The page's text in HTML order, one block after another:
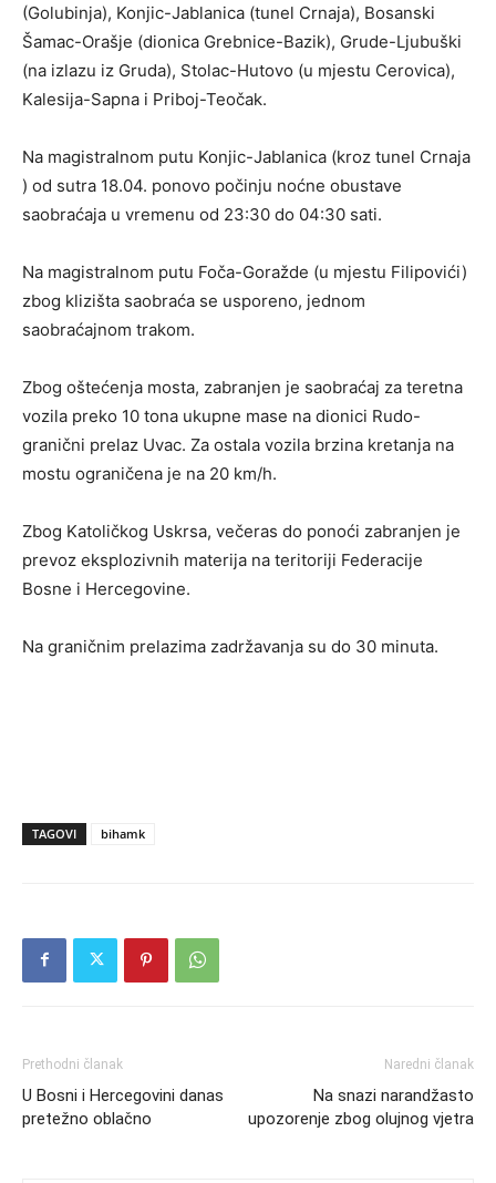
(Golubinja), Konjic-Jablanica (tunel Crnaja), Bosanski
Šamac-Orašje (dionica Grebnice-Bazik), Grude-Ljubuški
(na izlazu iz Gruda), Stolac-Hutovo (u mjestu Cerovica),
Kalesija-Sapna i Priboj-Teočak.
Na magistralnom putu Konjic-Jablanica (kroz tunel Crnaja
) od sutra 18.04. ponovo počinju noćne obustave
saobraćaja u vremenu od 23:30 do 04:30 sati.
Na magistralnom putu Foča-Goražde (u mjestu Filipovići)
zbog klizišta saobraća se usporeno, jednom
saobraćajnom trakom.
Zbog oštećenja mosta, zabranjen je saobraćaj za teretna
vozila preko 10 tona ukupne mase na dionici Rudo-
granični prelaz Uvac. Za ostala vozila brzina kretanja na
mostu ograničena je na 20 km/h.
Zbog Katoličkog Uskrsa, večeras do ponoći zabranjen je
prevoz eksplozivnih materija na teritoriji Federacije
Bosne i Hercegovine.
Na graničnim prelazima zadržavanja su do 30 minuta.
TAGOVI bihamk
Prethodni članak
U Bosni i Hercegovini danas
pretežno oblačno
Naredni članak
Na snazi narandžasto
upozorenje zbog olujnog vjetra